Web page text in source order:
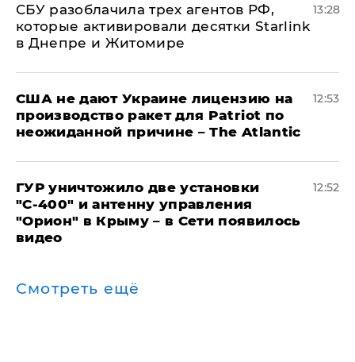
СБУ разоблачила трех агентов РФ,
которые активировали десятки Starlink
в Днепре и Житомире
13:28
США не дают Украине лицензию на
производство ракет для Patriot по
неожиданной причине – The Atlantic
12:53
ГУР уничтожило две установки
"С‑400" и антенну управления
"Орион" в Крыму – в Сети появилось
видео
12:52
Смотреть ещё